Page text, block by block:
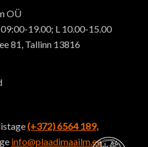
OÜ
19.00; L 10.00-15.00
81, Tallinn 13816
(+372) 6564 189,
info@plaadimaailm.ee